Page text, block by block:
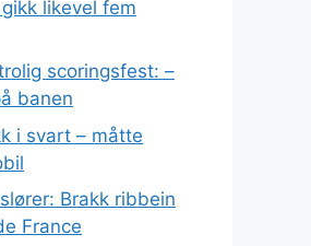
likevel fem
scoringsfest: –
banen
i svart – måtte
Brakk ribbein
France